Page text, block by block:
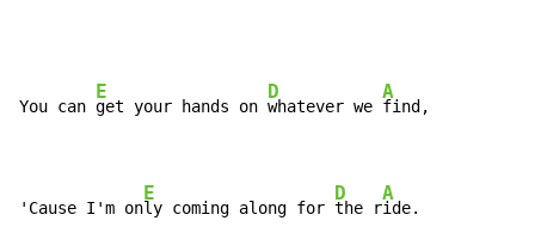
You can
E
get your hands on
D
whatever we
A
find,
'Cause I'm on
E
ly coming along for
D
the r
A
ide.